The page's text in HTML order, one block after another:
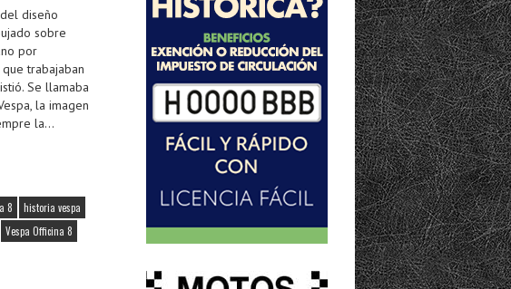
diseño
sobre
por
trabajaban
Se llamaba
la imagen
la…
8
historia vespa
Vespa Officina 8